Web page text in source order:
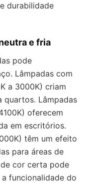
durabilidade
e fria
pode
Lâmpadas com
a 3000K) criam
quartos. Lâmpadas
oferecem
em escritórios.
têm um efeito
para áreas de
cor certa pode
funcionalidade do